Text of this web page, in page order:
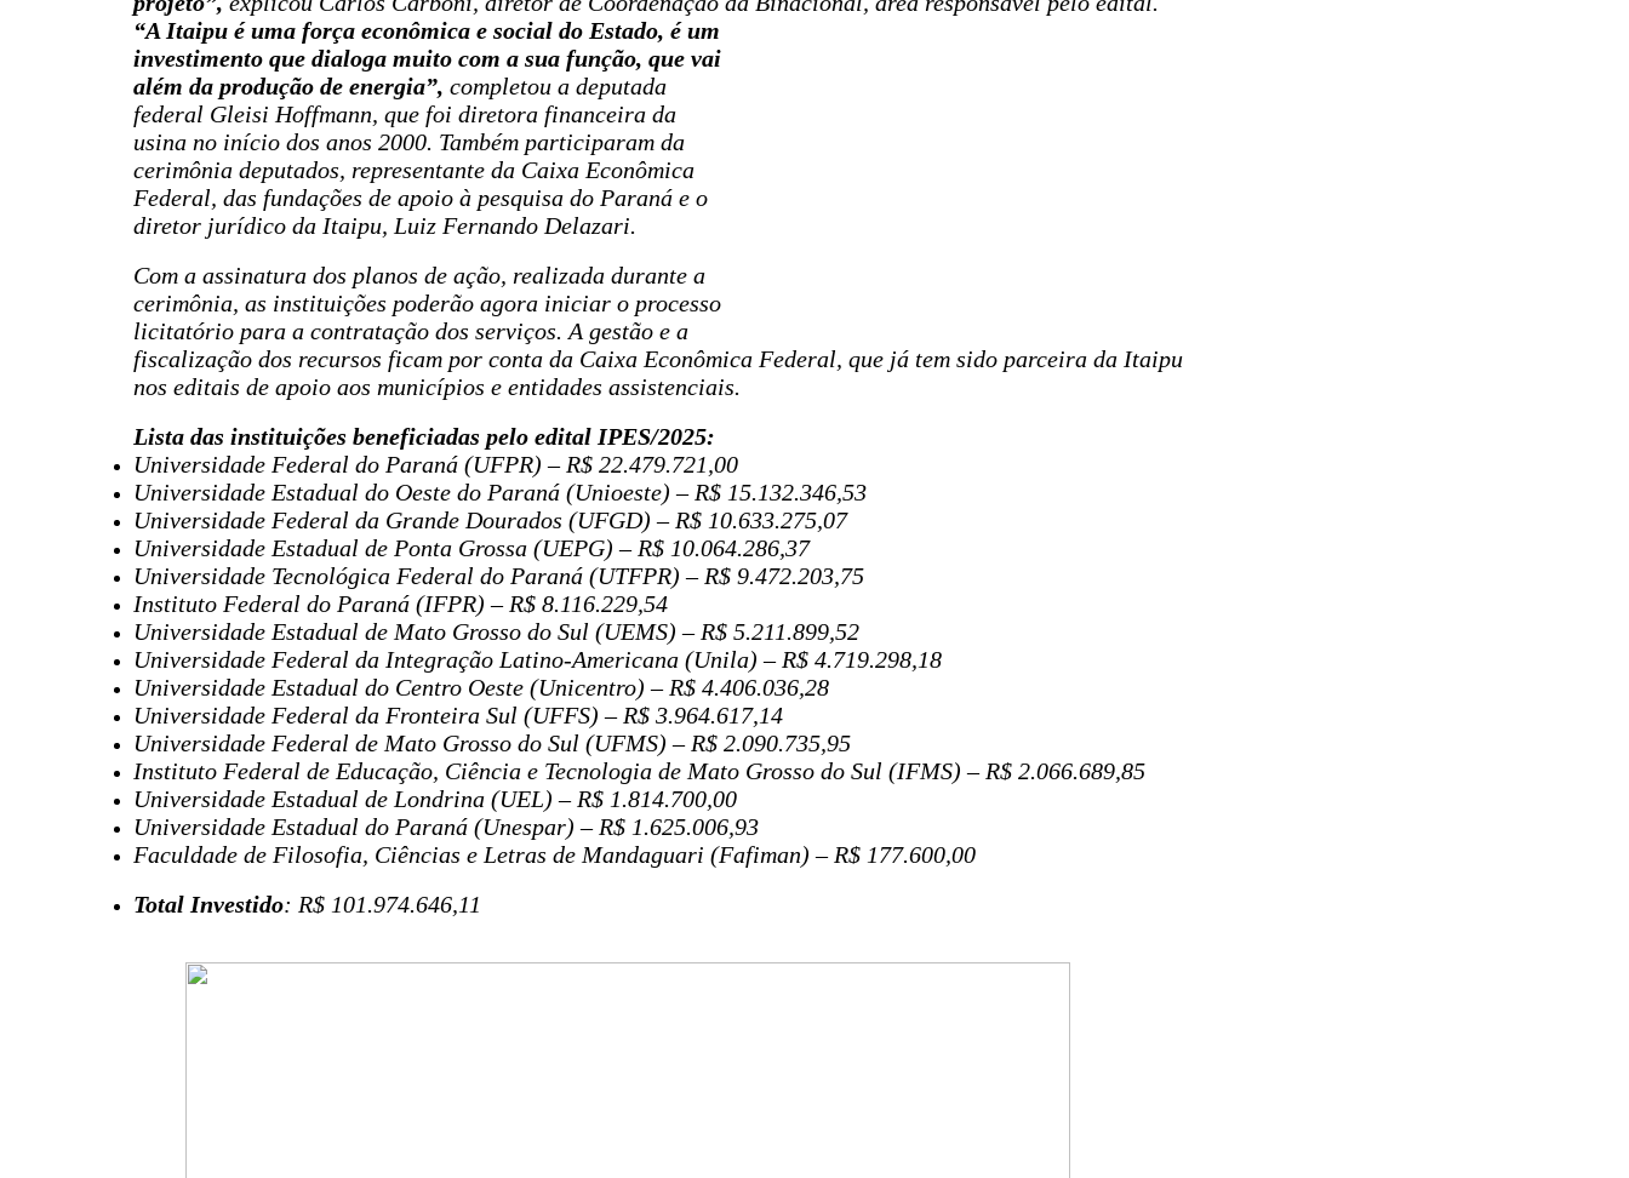
“A Itaipu é uma força econômica e social do Estado, é um
investimento que dialoga muito com a sua função, que vai
além da produção de energia”, completou a deputada
federal Gleisi Hoffmann, que foi diretora financeira da
usina no início dos anos 2000. Também participaram da
cerimônia deputados, representante da Caixa Econômica
Federal, das fundações de apoio à pesquisa do Paraná e o
diretor jurídico da Itaipu, Luiz Fernando Delazari.
Com a assinatura dos planos de ação, realizada durante a
cerimônia, as instituições poderão agora iniciar o processo
licitatório para a contratação dos serviços. A gestão e a
fiscalização dos recursos ficam por conta da Caixa Econômica Federal, que já tem sido parceira da Itaipu
nos editais de apoio aos municípios e entidades assistenciais.
Lista das instituições beneficiadas pelo edital IPES/2025:
Universidade Federal do Paraná (UFPR) – R$ 22.479.721,00
Universidade Estadual do Oeste do Paraná (Unioeste) – R$ 15.132.346,53
Universidade Federal da Grande Dourados (UFGD) – R$ 10.633.275,07
Universidade Estadual de Ponta Grossa (UEPG) – R$ 10.064.286,37
Universidade Tecnológica Federal do Paraná (UTFPR) – R$ 9.472.203,75
Instituto Federal do Paraná (IFPR) – R$ 8.116.229,54
Universidade Estadual de Mato Grosso do Sul (UEMS) – R$ 5.211.899,52
Universidade Federal da Integração Latino-Americana (Unila) – R$ 4.719.298,18
Universidade Estadual do Centro Oeste (Unicentro) – R$ 4.406.036,28
Universidade Federal da Fronteira Sul (UFFS) – R$ 3.964.617,14
Universidade Federal de Mato Grosso do Sul (UFMS) – R$ 2.090.735,95
Instituto Federal de Educação, Ciência e Tecnologia de Mato Grosso do Sul (IFMS) – R$ 2.066.689,85
Universidade Estadual de Londrina (UEL) – R$ 1.814.700,00
Universidade Estadual do Paraná (Unespar) – R$ 1.625.006,93
Faculdade de Filosofia, Ciências e Letras de Mandaguari (Fafiman) – R$ 177.600,00
Total Investido: R$ 101.974.646,11